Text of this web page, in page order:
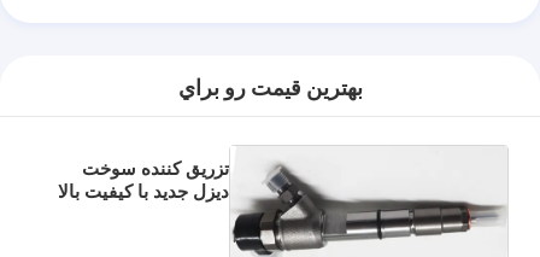
بهترين قيمت رو براي
تزریق کننده سوخت
دیزل جدید با کیفیت بالا